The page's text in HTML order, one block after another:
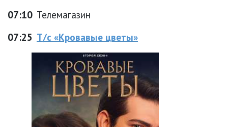
07:10 Телемагазин
07:25 Т/с «Кровавые цветы»